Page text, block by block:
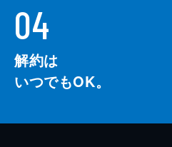
04
解約は
いつでもOK。